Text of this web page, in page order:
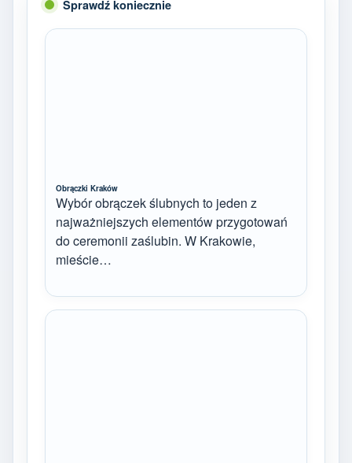
Sprawdź koniecznie
Obrączki Kraków
Wybór obrączek ślubnych to jeden z
najważniejszych elementów przygotowań
do ceremonii zaślubin. W Krakowie,
mieście…